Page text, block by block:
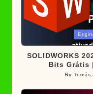
in
SOLIDWORKS
Bits Grátis
Posted
ByTomás